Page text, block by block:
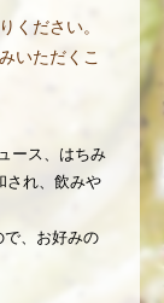
ください。
いただくこ
ース、はちみ
され、飲みや
、お好みの